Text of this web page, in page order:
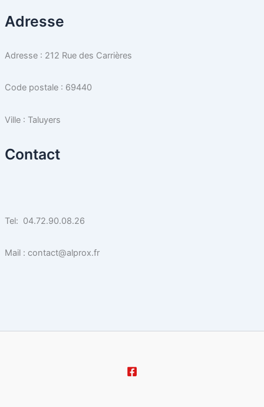
Adresse
Adresse : 212 Rue des Carrières
Code postale : 69440
Ville : Taluyers
Contact
Tel: 04.72.90.08.26
Mail : contact@alprox.fr